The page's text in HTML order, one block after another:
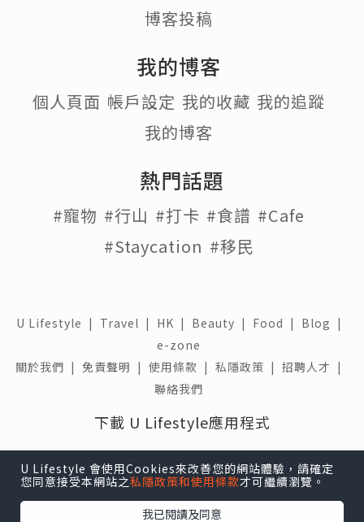
博客投稿
我的博客
個人頁面 帳戶設定 我的收藏 我的追蹤
我的博客
熱門話題
#寵物 #行山 #打卡 #食譜 #Cafe
#Staycation #移民
U Lifestyle | Travel | HK | Beauty | Food | Blog |
e-zone
關於我們 | 免責聲明 | 使用條款 | 私隱政策 | 招聘人才 |
聯絡我們
下載 U Lifestyle應用程式
U Lifestyle 會使用Cookies來改善您的網站體驗，請確定
您同意接受本網站之私隱政策和使用條款才可繼續瀏覽。
我已閱讀及同意